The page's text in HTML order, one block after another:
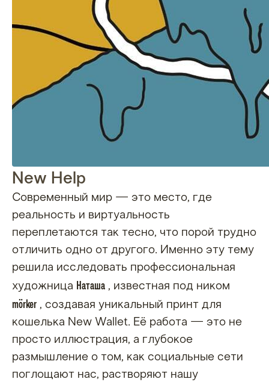
New Help
Современный мир — это место, где
реальность и виртуальность
переплетаются так тесно, что порой трудно
отличить одно от другого. Именно эту тему
решила исследовать профессиональная
художница Наташа , известная под ником
mörker , создавая уникальный принт для
кошелька New Wallet. Её работа — это не
просто иллюстрация, а глубокое
размышление о том, как социальные сети
поглощают нас, растворяют нашу